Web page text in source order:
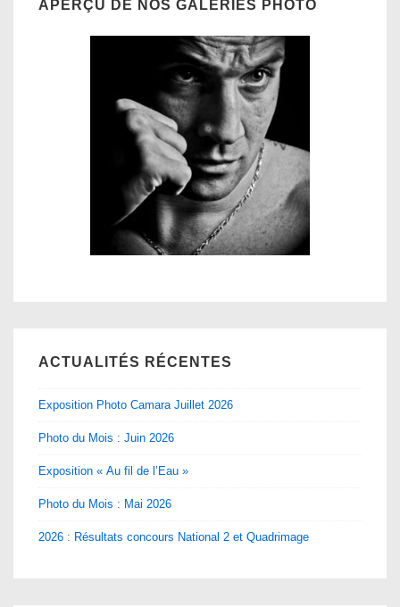
APERÇU DE NOS GALERIES PHOTO
ACTUALITÉS RÉCENTES
Exposition Photo Camara Juillet 2026
Photo du Mois : Juin 2026
Exposition « Au fil de l’Eau »
Photo du Mois : Mai 2026
2026 : Résultats concours National 2 et Quadrimage